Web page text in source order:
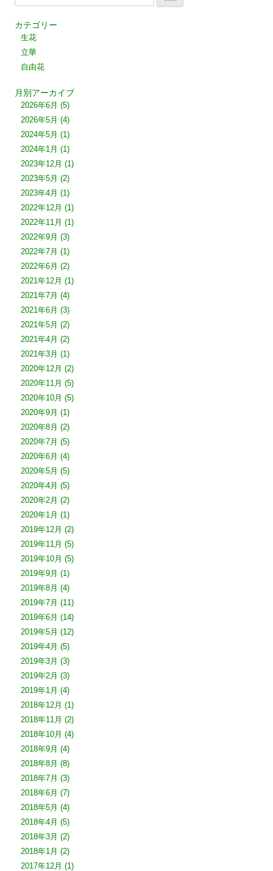
カテゴリー
生花
立華
自由花
月別アーカイブ
2026年6月 (5)
2026年5月 (4)
2024年5月 (1)
2024年1月 (1)
2023年12月 (1)
2023年5月 (2)
2023年4月 (1)
2022年12月 (1)
2022年11月 (1)
2022年9月 (3)
2022年7月 (1)
2022年6月 (2)
2021年12月 (1)
2021年7月 (4)
2021年6月 (3)
2021年5月 (2)
2021年4月 (2)
2021年3月 (1)
2020年12月 (2)
2020年11月 (5)
2020年10月 (5)
2020年9月 (1)
2020年8月 (2)
2020年7月 (5)
2020年6月 (4)
2020年5月 (5)
2020年4月 (5)
2020年2月 (2)
2020年1月 (1)
2019年12月 (2)
2019年11月 (5)
2019年10月 (5)
2019年9月 (1)
2019年8月 (4)
2019年7月 (11)
2019年6月 (14)
2019年5月 (12)
2019年4月 (5)
2019年3月 (3)
2019年2月 (3)
2019年1月 (4)
2018年12月 (1)
2018年11月 (2)
2018年10月 (4)
2018年9月 (4)
2018年8月 (8)
2018年7月 (3)
2018年6月 (7)
2018年5月 (4)
2018年4月 (5)
2018年3月 (2)
2018年1月 (2)
2017年12月 (1)